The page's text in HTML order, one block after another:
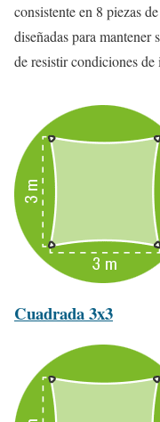
consistente en 8 piezas
diseñadas para mantener
de resistir condiciones de
Cuadrada 3x3